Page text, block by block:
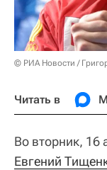
© РИА Новости /
Читать в
Во вторник, 16
Евгений